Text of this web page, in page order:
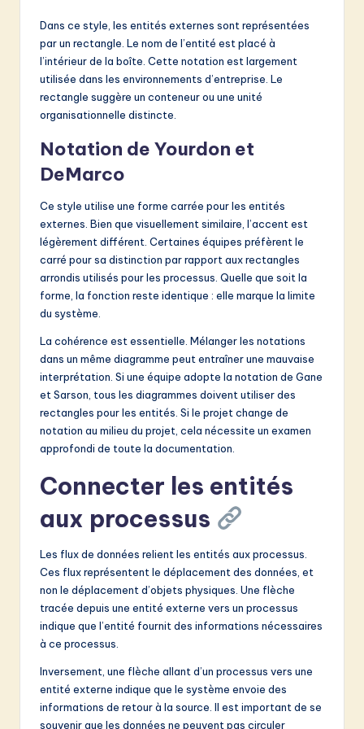
Dans ce style, les entités externes sont représentées
par un rectangle. Le nom de l’entité est placé à
l’intérieur de la boîte. Cette notation est largement
utilisée dans les environnements d’entreprise. Le
rectangle suggère un conteneur ou une unité
organisationnelle distincte.
Notation de Yourdon et
DeMarco
Ce style utilise une forme carrée pour les entités
externes. Bien que visuellement similaire, l’accent est
légèrement différent. Certaines équipes préfèrent le
carré pour sa distinction par rapport aux rectangles
arrondis utilisés pour les processus. Quelle que soit la
forme, la fonction reste identique : elle marque la limite
du système.
La cohérence est essentielle. Mélanger les notations
dans un même diagramme peut entraîner une mauvaise
interprétation. Si une équipe adopte la notation de Gane
et Sarson, tous les diagrammes doivent utiliser des
rectangles pour les entités. Si le projet change de
notation au milieu du projet, cela nécessite un examen
approfondi de toute la documentation.
Connecter les entités
aux processus
Les flux de données relient les entités aux processus.
Ces flux représentent le déplacement des données, et
non le déplacement d’objets physiques. Une flèche
tracée depuis une entité externe vers un processus
indique que l’entité fournit des informations nécessaires
à ce processus.
Inversement, une flèche allant d’un processus vers une
entité externe indique que le système envoie des
informations de retour à la source. Il est important de se
souvenir que les données ne peuvent pas circuler